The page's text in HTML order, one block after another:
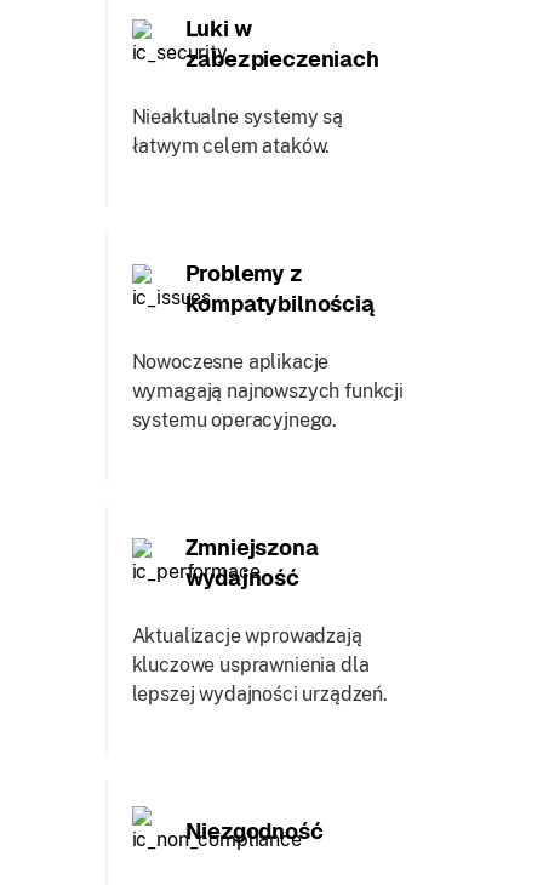
Luki w
zabezpieczeniach
Nieaktualne systemy są
łatwym celem ataków.
Problemy z
kompatybilnością
Nowoczesne aplikacje
wymagają najnowszych funkcji
systemu operacyjnego.
Zmniejszona
wydajność
Aktualizacje wprowadzają
kluczowe usprawnienia dla
lepszej wydajności urządzeń.
Niezgodność